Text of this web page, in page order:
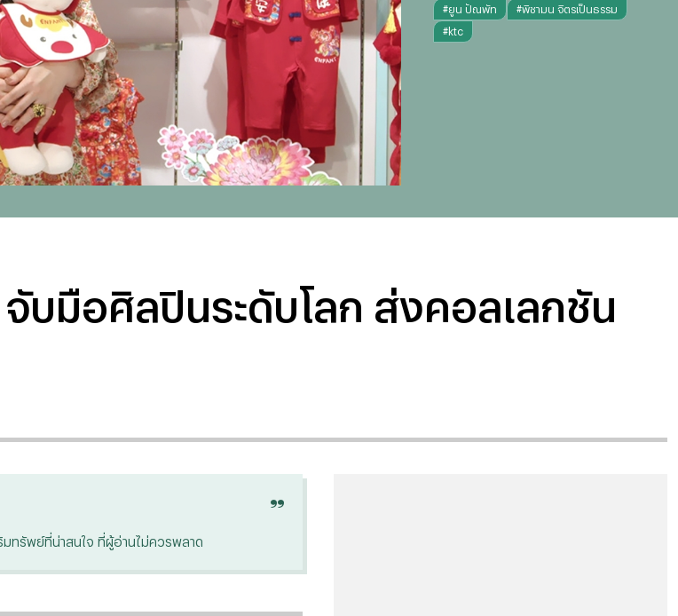
#ยูน ปัณพัท #พิชามน จิตรเป็นธรรม
#ktc
บมือศิลปินระดับโลก ส่งคอลเลกชัน
“
มทรัพย์ที่น่าสนใจ ที่ผู้อ่านไม่ควรพลาด